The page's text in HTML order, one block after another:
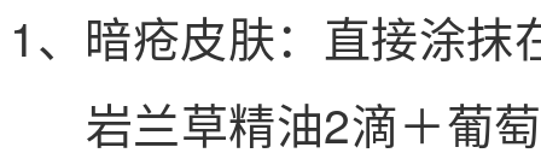
1、暗疮皮肤：直接涂抹
岩兰草精油2滴＋葡